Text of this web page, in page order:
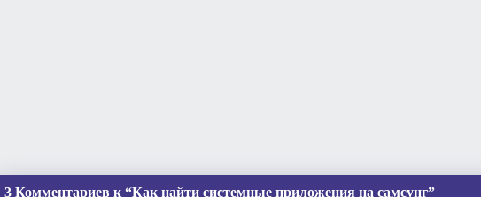
3 Комментариев к “Как найти системные приложения на самсунг”